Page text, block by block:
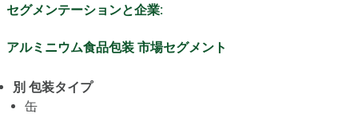
セグメンテーションと企業:
アルミニウム食品包装 市場セグメント
別 包装タイプ
缶